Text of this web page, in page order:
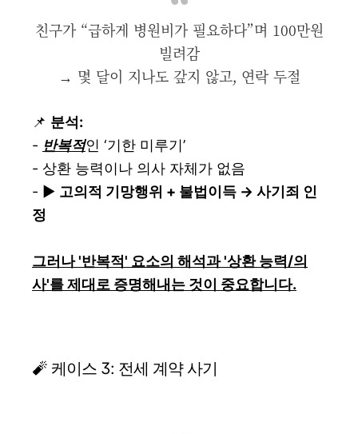
친구가 “급하게 병원비가 필요하다”며 100만원
빌려감
→ 몇 달이 지나도 갚지 않고, 연락 두절
📌 분석:
- 반복적인 ‘기한 미루기’
- 상환 능력이나 의사 자체가 없음
- ▶️ 고의적 기망행위 + 불법이득 → 사기죄 인
정
그러나 '반복적' 요소의 해석과 '상환 능력/의
사'를 제대로 증명해내는 것이 중요합니다.
🧨 케이스 3: 전세 계약 사기